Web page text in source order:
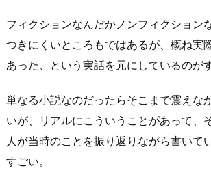
フィクションなんだかノンフィクション
つきにくいところもではあるが、概ね実
あった、という実話を元にしているのが
単なる小説なのだったらそこまで震えな
いが、リアルにこういうことがあって、
人が当時のことを振り返りながら書いて
すごい。